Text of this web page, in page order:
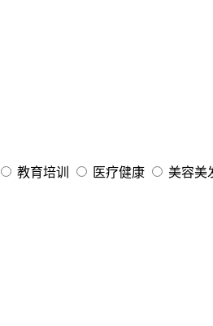
教育培训 医疗健康 美容美